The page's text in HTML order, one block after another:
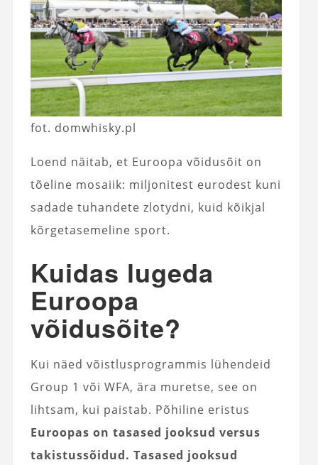
fot. domwhisky.pl
Loend näitab, et Euroopa võidusõit on
tõeline mosaiik: miljonitest eurodest kuni
sadade tuhandete zlotydni, kuid kõikjal
kõrgetasemeline sport.
Kuidas lugeda
Euroopa
võidusõite?
Kui näed võistlusprogrammis lühendeid
Group 1 või WFA, ära muretse, see on
lihtsam, kui paistab. Põhiline eristus
Euroopas on tasased jooksud versus
takistussõidud. Tasased jooksud